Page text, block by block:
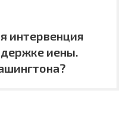
интервенция
иены.